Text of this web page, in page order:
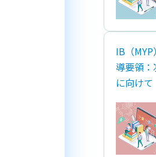
IB（
導要領
に向けて